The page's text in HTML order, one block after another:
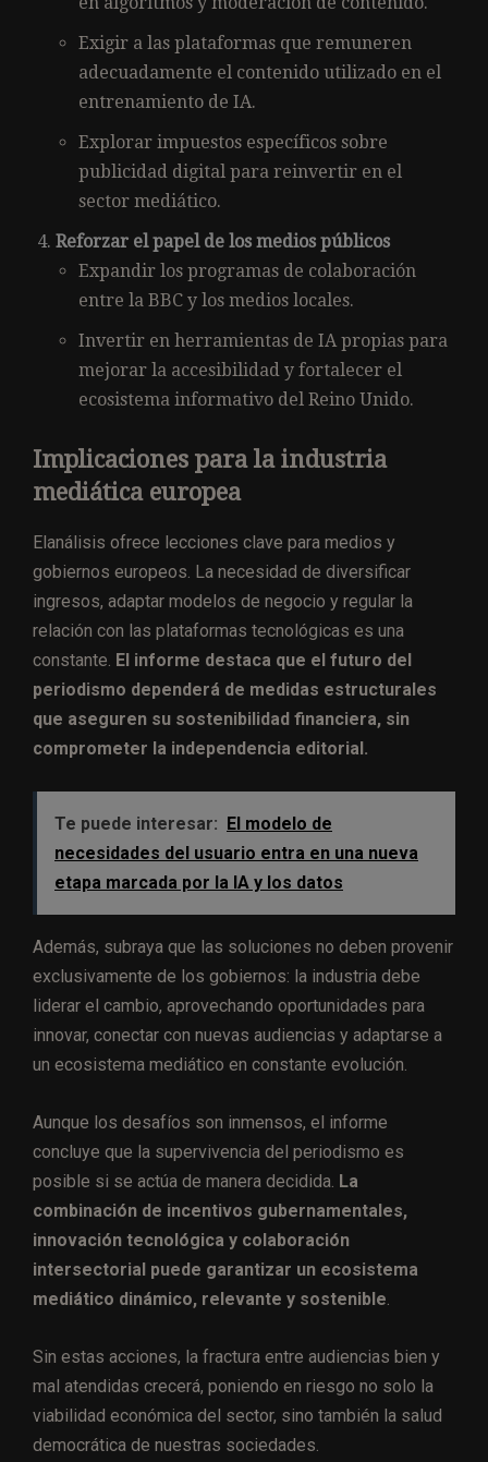
Exigir a las plataformas que remuneren
adecuadamente el contenido utilizado en el
entrenamiento de IA.
Explorar impuestos específicos sobre
publicidad digital para reinvertir en el
sector mediático.
Reforzar el papel de los medios públicos
Expandir los programas de colaboración
entre la BBC y los medios locales.
Invertir en herramientas de IA propias para
mejorar la accesibilidad y fortalecer el
ecosistema informativo del Reino Unido.
Implicaciones para la industria
mediática europea
Elanálisis ofrece lecciones clave para medios y
gobiernos europeos. La necesidad de diversificar
ingresos, adaptar modelos de negocio y regular la
relación con las plataformas tecnológicas es una
constante. El informe destaca que el futuro del
periodismo dependerá de medidas estructurales
que aseguren su sostenibilidad financiera, sin
comprometer la independencia editorial.
Te puede interesar:
El modelo de
necesidades del usuario entra en una nueva
etapa marcada por la IA y los datos
Además, subraya que las soluciones no deben provenir
exclusivamente de los gobiernos: la industria debe
liderar el cambio, aprovechando oportunidades para
innovar, conectar con nuevas audiencias y adaptarse a
un ecosistema mediático en constante evolución.
Aunque los desafíos son inmensos, el informe
concluye que la supervivencia del periodismo es
posible si se actúa de manera decidida. La
combinación de incentivos gubernamentales,
innovación tecnológica y colaboración
intersectorial puede garantizar un ecosistema
mediático dinámico, relevante y sostenible.
Sin estas acciones, la fractura entre audiencias bien y
mal atendidas crecerá, poniendo en riesgo no solo la
viabilidad económica del sector, sino también la salud
democrática de nuestras sociedades.